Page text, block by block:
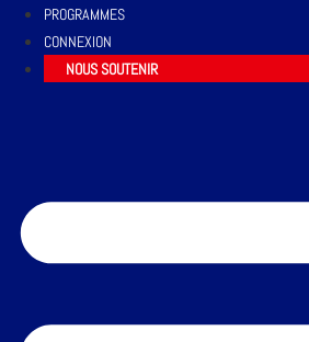
PROGRAMMES
CONNEXION
NOUS SOUTENIR